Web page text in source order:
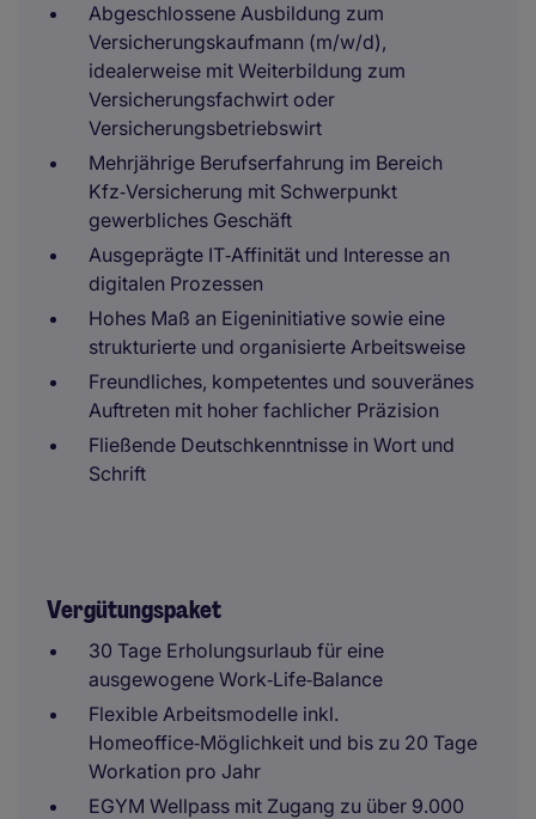
Abgeschlossene Ausbildung zum
Versicherungskaufmann (m/w/d),
idealerweise mit Weiterbildung zum
Versicherungsfachwirt oder
Versicherungsbetriebswirt
Mehrjährige Berufserfahrung im Bereich
Kfz‑Versicherung mit Schwerpunkt
gewerbliches Geschäft
Ausgeprägte IT‑Affinität und Interesse an
digitalen Prozessen
Hohes Maß an Eigeninitiative sowie eine
strukturierte und organisierte Arbeitsweise
Freundliches, kompetentes und souveränes
Auftreten mit hoher fachlicher Präzision
Fließende Deutschkenntnisse in Wort und
Schrift
Vergütungspaket
30 Tage Erholungsurlaub für eine
ausgewogene Work‑Life‑Balance
Flexible Arbeitsmodelle inkl.
Homeoffice‑Möglichkeit und bis zu 20 Tage
Workation pro Jahr
EGYM Wellpass mit Zugang zu über 9.000